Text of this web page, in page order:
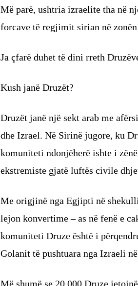
Më parë, ushtria izraelite tha në
forcave të regjimit sirian në
Ja çfarë duhet të dini rreth
Kush janë Druzët?
Druzët janë një sekt arab me
dhe Izrael. Në Sirinë jugore, ku
komuniteti ndonjëherë ishte i
ekstremiste gjatë luftës civile
Me origjinë nga Egjipti në
lejon konvertime – as në fenë e
komuniteti Druze është i
Golanit të pushtuara nga Izraeli
Më shumë se 20,000 Druze